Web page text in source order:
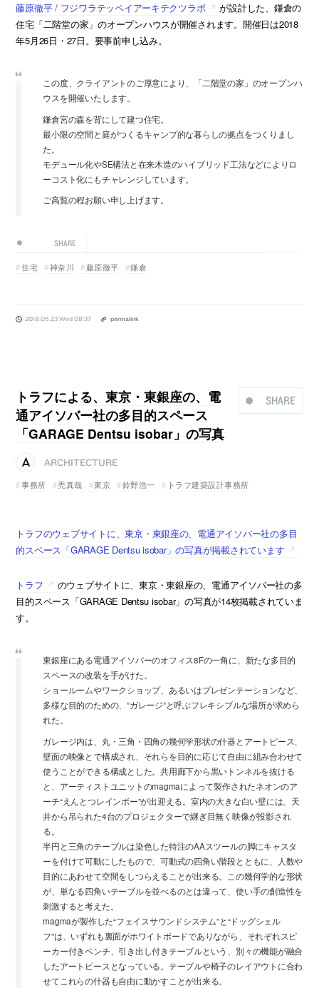
藤原徹平 / フジワラテッペイアーキテクツラボ
が設計した、鎌倉の
住宅「二階堂の家」のオープンハウスが開催されます。開催日は2018
年5月26日・27日。要事前申し込み。
この度、クライアントのご厚意により、「二階堂の家」のオープンハ
ウスを開催いたします。
鎌倉宮の森を背にして建つ住宅。
最小限の空間と庭がつくるキャンプ的な暮らしの拠点をつくりまし
た。
モデュール化やSE構法と在来木造のハイブリッド工法などによりロ
ーコスト化にもチャレンジしています。
ご高覧の程お願い申し上げます。
SHARE
住宅 神奈川 藤原徹平 鎌倉
2018.05.23 Wed 08:37 permalink
SHARE
トラフによる、東京・東銀座の、電
通アイソバー社の多目的スペース
「GARAGE Dentsu isobar」の写真
ARCHITECTURE
事務所
禿真哉 東京 鈴野浩一 トラフ建築設計事務所
トラフのウェブサイトに、東京・東銀座の、電通アイソバー社の多目
的スペース「GARAGE Dentsu isobar」の写真が掲載されています
トラフ
のウェブサイトに、東京・東銀座の、電通アイソバー社の多
目的スペース「GARAGE Dentsu isobar」の写真が14枚掲載されていま
す。
東銀座にある電通アイソバーのオフィス8Fの一角に、新たな多目的
スペースの改装を手がけた。
ショールームやワークショップ、あるいはプレゼンテーションなど、
多様な目的のための、”ガレージ”と呼ぶフレキシブルな場所が求めら
れた。
ガレージ内は、丸・三角・四角の幾何学形状の什器とアートピース、
壁面の映像とで構成され、それらを目的に応じて自由に組み合わせて
使うことができる構成とした。共用廊下から黒いトンネルを抜ける
と、アーティストユニットのmagmaによって製作されたネオンのア
ーチ“えんとつレインボー”が出迎える。室内の大きな白い壁には、天
井から吊られた4台のプロジェクターで継ぎ目無く映像が投影され
る。
半円と三角のテーブルは染色した特注のAAスツールの脚にキャスタ
ーを付けて可動にしたもので、可動式の四角い階段とともに、人数や
目的にあわせて空間をしつらえることが出来る。この幾何学的な形状
が、単なる四角いテーブルを並べるのとは違って、使い手の創造性を
刺激すると考えた。
magmaが製作した“フェイスサウンドシステム”と“ドッグシェル
フ”は、いずれも裏面がホワイトボードでありながら、それぞれスピ
ーカー付きベンチ、引き出し付きテーブルという、別々の機能が融合
したアートピースとなっている。テーブルや椅子のレイアウトに合わ
せてこれらの什器も自由に動かすことが出来る。